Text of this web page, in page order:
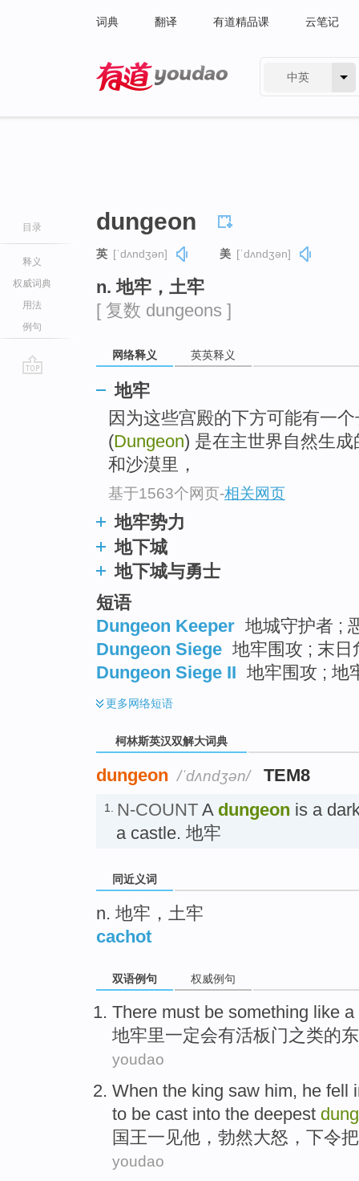
词典 翻译 有道精品课 云笔记
中英
目录
释义
权威词典
用法
例句
dungeon
英 [ˈdʌndʒən] 美 [ˈdʌndʒən]
n. 地牢，土牢
[ 复数 dungeons ]
网络释义 英英释义
地牢
因为这些宫殿的下方可能有一
(Dungeon) 是在主世界自然生
和沙漠里，
基于1563个网页-相关网页
地牢势力
地下城
地下城与勇士
短语
Dungeon Keeper 地城守护者 ;
Dungeon Siege 地牢围攻 ; 末日
Dungeon Siege II 地牢围攻 ; 地
更多网络短语
柯林斯英汉双解大词典
dungeon /ˈdʌndʒən/ TEM8
1. N-COUNT A dungeon is a
a castle. 地牢
同近义词
n. 地牢，土牢
cachot
双语例句 权威例句
There must be something like a
地牢里一定会有活板门 之类的
youdao
When the king saw him, he fell
to be cast into the deepest
国王一见他 ， 勃然大怒 ， 下令把
youdao